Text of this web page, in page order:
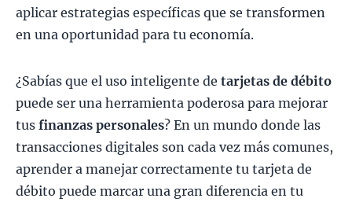
aplicar estrategias específicas que se transformen
en una oportunidad para tu economía.
¿Sabías que el uso inteligente de tarjetas de débito
puede ser una herramienta poderosa para mejorar
tus finanzas personales? En un mundo donde las
transacciones digitales son cada vez más comunes,
aprender a manejar correctamente tu tarjeta de
débito puede marcar una gran diferencia en tu